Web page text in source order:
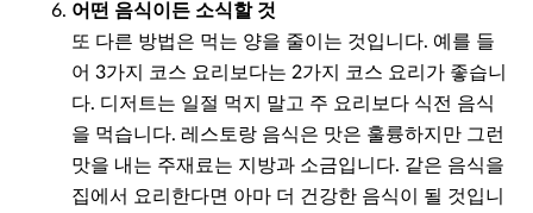
어떤 음식이든 소식할 것
또 다른 방법은 먹는 양을 줄이는 것입니다. 예를 들
어 3가지 코스 요리보다는 2가지 코스 요리가 좋습니
다. 디저트는 일절 먹지 말고 주 요리보다 식전 음식
을 먹습니다. 레스토랑 음식은 맛은 훌륭하지만 그런
맛을 내는 주재료는 지방과 소금입니다. 같은 음식을
집에서 요리한다면 아마 더 건강한 음식이 될 것입니